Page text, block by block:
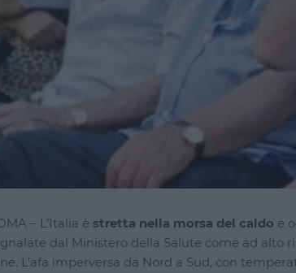
– L’Italia è stretta nella morsa del caldo e
dal Ministero della Salute come ad alto
L’afa imperversa da Nord a Sud, con